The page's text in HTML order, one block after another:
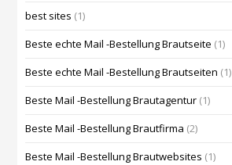
best sites (1)
Beste echte Mail -Bestellung Brautseite (1)
Beste echte Mail -Bestellung Brautseiten (1)
Beste Mail -Bestellung Brautagentur (1)
Beste Mail -Bestellung Brautfirma (2)
Beste Mail -Bestellung Brautwebsites (1)